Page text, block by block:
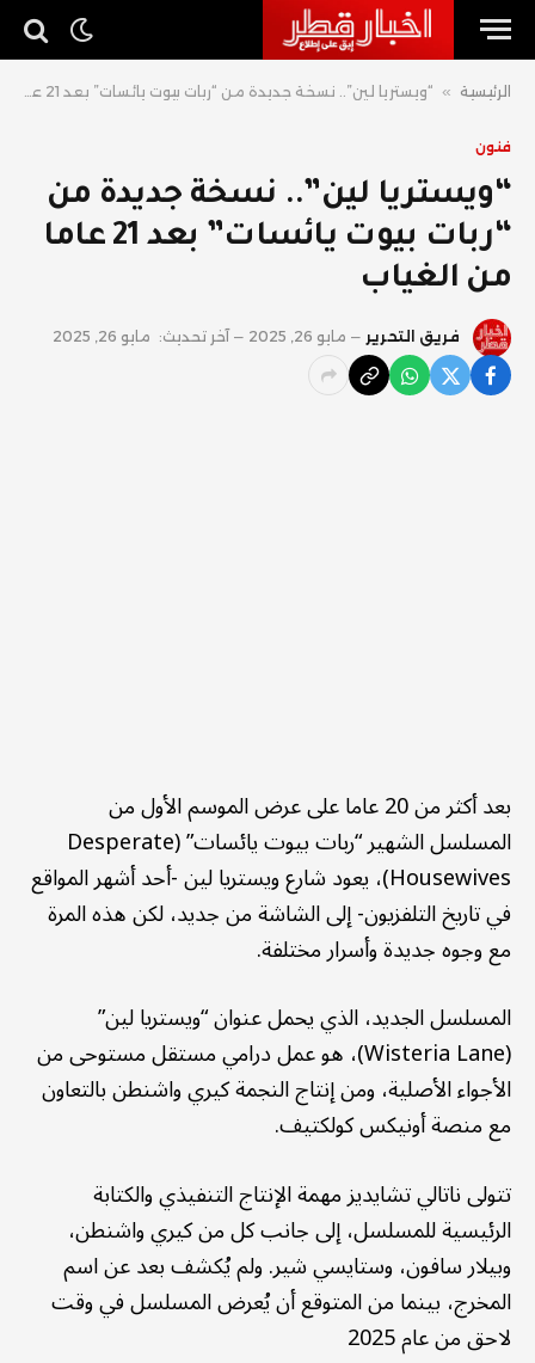
الرئيسية » “ويستريا لين”.. نسخة جديدة من “ربات بيوت يائسات” بعد 21 عاما من الغياب
فنون
“ويستريا لين”.. نسخة جديدة من
“ربات بيوت يائسات” بعد 21 عاما
من الغياب
فريق التحرير مايو 26, 2025 آخر تحديث: مايو 26, 2025
بعد أكثر من 20 عاما على عرض الموسم الأول من
المسلسل الشهير “ربات بيوت يائسات” (Desperate
Housewives)، يعود شارع ويستريا لين -أحد أشهر المواقع
في تاريخ التلفزيون- إلى الشاشة من جديد، لكن هذه المرة
مع وجوه جديدة وأسرار مختلفة.
المسلسل الجديد، الذي يحمل عنوان “ويستريا لين”
(Wisteria Lane)، هو عمل درامي مستقل مستوحى من
الأجواء الأصلية، ومن إنتاج النجمة كيري واشنطن بالتعاون
مع منصة أونيكس كولكتيف.
تتولى ناتالي تشايديز مهمة الإنتاج التنفيذي والكتابة
الرئيسية للمسلسل، إلى جانب كل من كيري واشنطن،
وبيلار سافون، وستايسي شير. ولم يُكشف بعد عن اسم
المخرج، بينما من المتوقع أن يُعرض المسلسل في وقت
لاحق من عام 2025